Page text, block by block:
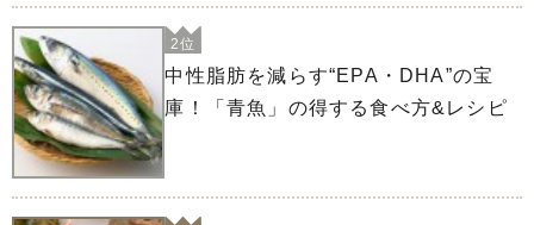
2位
中性脂肪を減らす“EPA・DHA”の宝
庫！「青魚」の得する食べ方&レシピ